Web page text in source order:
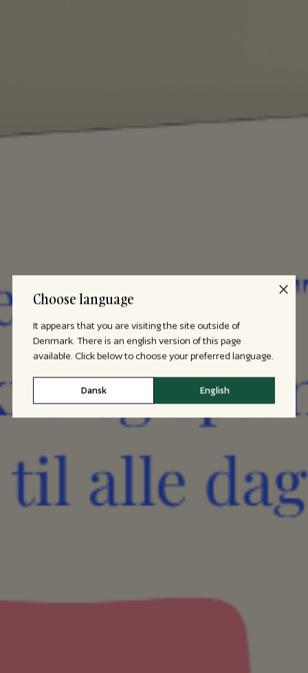
Choose language
It appears that you are visiting the site outside of
Denmark. There is an english version of this page
available. Click below to choose your preferred language.
Dansk English